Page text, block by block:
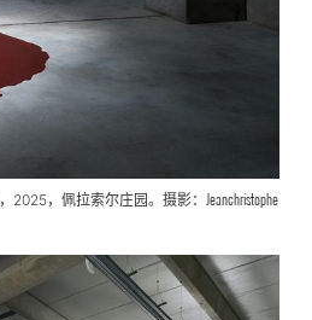
，2025，佩拉索尔庄园。摄影： Jeanchristophe